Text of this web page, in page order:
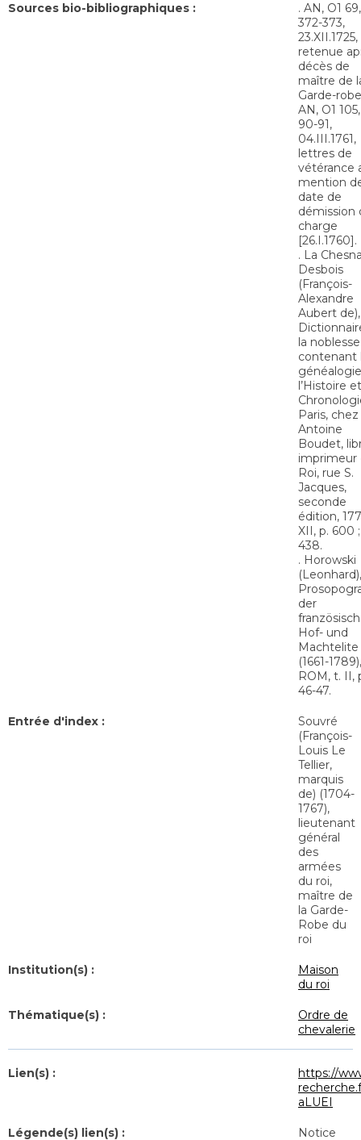
Sources bio-bibliographiques :
. AN, O1
372-373,
23.XII.1725,
retenue
décès de
maître de
Garde-
AN, O1
90-91,
04.III.1761,
lettres de
vétérance
mention
date de
démission
charge
[26.I.1760].
. La
Desbois
(François-
Alexandre
Aubert de),
la noblesse
contenant
l’Histoire
Paris, chez
Antoine
Boudet,
imprimeur
Roi, rue S.
Jacques,
seconde
édition,
XII, p. 600
438.
. Horowski
(Leonhard),
der
Hof- und
Machtelite
(1661-
ROM, t. II,
46-47.
Entrée d'index :
Souvré
(François-
Louis Le
Tellier,
marquis
de) (1704-
1767),
lieutenant
général
des
armées
du roi,
maître de
la Garde-
Robe du
roi
Institution(s) :
Maison
du roi
Thématique(s) :
Ordre de
chevalerie
Lien(s) :
https://
aLUEI
Légende(s) lien(s) : Notice